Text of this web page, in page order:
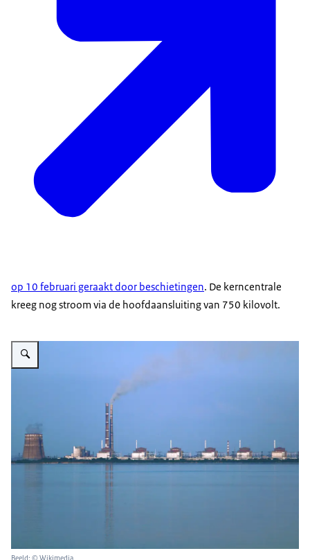
op 10 februari geraakt door beschietingen. De kerncentrale
kreeg nog stroom via de hoofdaansluiting van 750 kilovolt.
Vergroot afbeelding Foto van de kerncentrale Zaporizja aan de overkant